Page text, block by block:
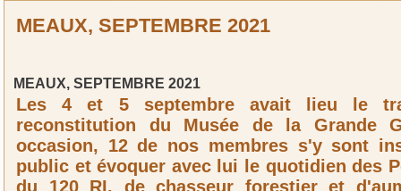
MEAUX, SEPTEMBRE 2021
MEAUX, SEPTEMBRE 2021
Les 4 et 5 septembre avait lieu le
reconstitution du Musée de la Grande
occasion, 12 de nos membres s'y sont
public et évoquer avec lui le quotidien des
du 120 RI, de chasseur forestier et